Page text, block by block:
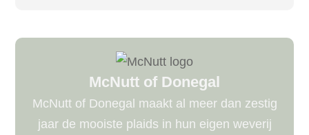
McNutt of Donegal
McNutt of Donegal maakt al meer dan zestig
jaar de mooiste plaids in hun eigen weverij